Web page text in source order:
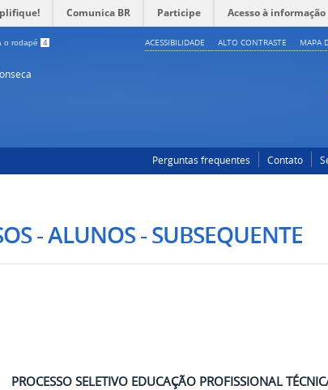
Comunica BR Participe Acesso à informação
o rodapé 4 ACESSIBILIDADE ALTO CONTRASTE MAPA
Perguntas frequentes Contato
- ALUNOS - SUBSEQUENTE
PROCESSO SELETIVO EDUCAÇÃO PROFISSIONAL